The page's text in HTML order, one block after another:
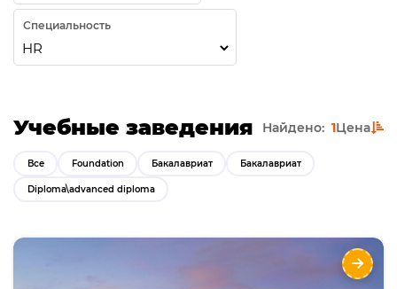
Специальность
Учебные заведения Найдено: 1Цена
Все Foundation Бакалавриат Бакалавриат
Diploma\advanced diploma
Бакалавриат в Австралии Flinders University